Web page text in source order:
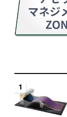
1